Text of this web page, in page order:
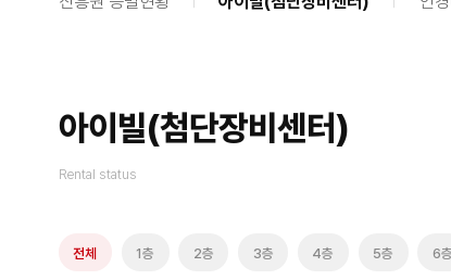
아이빌(첨단장비센터)
Rental status
전체 1층 2층 3층 4층 5층 6층